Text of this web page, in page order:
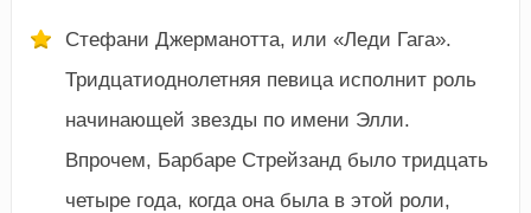
Стефани Джерманотта, или «Леди Гага».
Тридцатиоднолетняя певица исполнит роль
начинающей звезды по имени Элли.
Впрочем, Барбаре Стрейзанд было тридцать
четыре года, когда она была в этой роли,